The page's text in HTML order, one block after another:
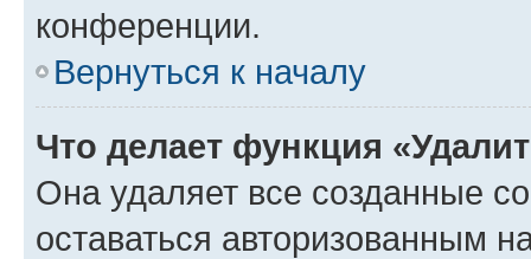
конференции.
Вернуться к началу
Что делает функция
Она удаляет все созданные
оставаться авторизованным